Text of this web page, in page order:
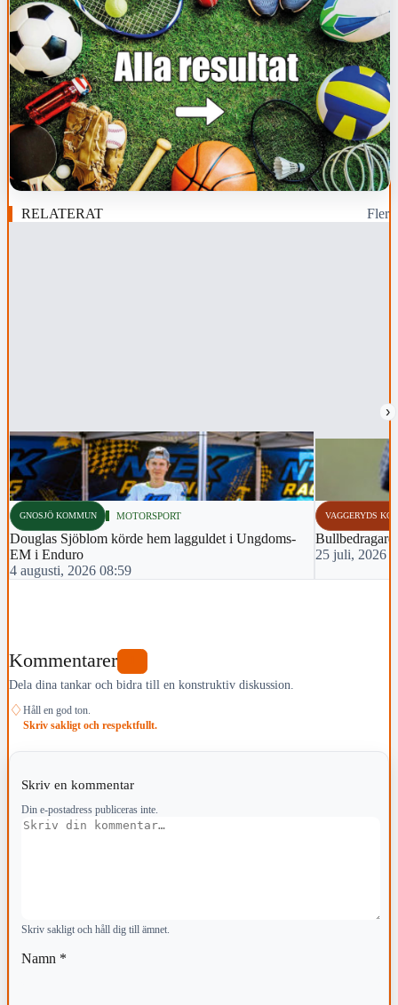
RELATERAT Fler
›
GNOSJÖ KOMMUN MOTORSPORT
Douglas Sjöblom körde hem lagguldet i Ungdoms-
EM i Enduro
4 augusti, 2026 08:59
VAGGERYDS
25 juli, 2026
Kommentarer
Dela dina tankar och bidra till en konstruktiv diskussion.
♢ Håll en god ton.
Skriv sakligt och respektfullt.
Skriv en kommentar
Din e-postadress publiceras inte.
Kommentar
Skriv sakligt och håll dig till ämnet.
Namn *